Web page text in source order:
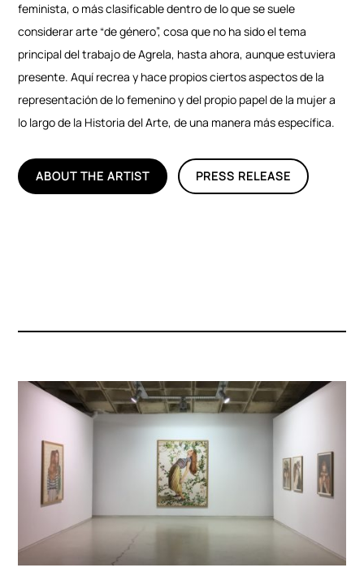
feminista, o más clasificable dentro de lo que se suele
considerar arte “de género”, cosa que no ha sido el tema
principal del trabajo de Agrela, hasta ahora, aunque estuviera
presente. Aquí recrea y hace propios ciertos aspectos de la
representación de lo femenino y del propio papel de la mujer a
lo largo de la Historia del Arte, de una manera más específica.
ABOUT THE ARTIST PRESS RELEASE